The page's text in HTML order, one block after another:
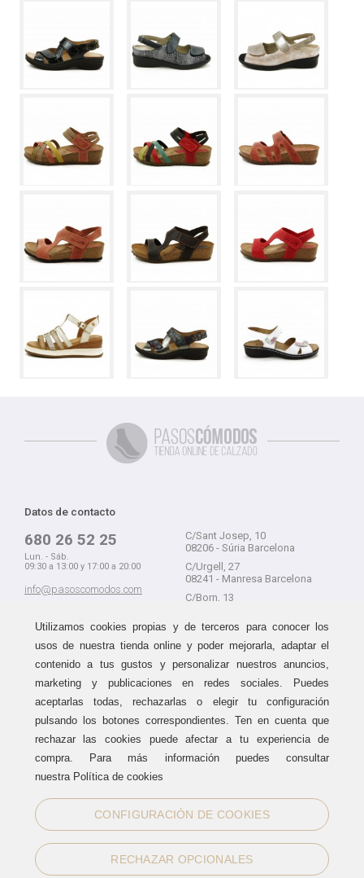
Datos de contacto
680 26 52 25
Lun. - Sáb.
09:30 a 13:00 y 17:00 a 20:00
info@pasoscomodos.com
C/Sant Josep, 10
08206 - Súria Barcelona
C/Urgell, 27
08241 - Manresa Barcelona
C/Born, 13
Guía de compra
Métodos de envío
Área de clientes
Devolución sin problemas
Haz tus compras sin miedo a
equivocarte:
aceptamos devolucionesdurante
15 días.
Sellos de confianza
Utilizamos cookies propias y de terceros para conocer los
usos de nuestra tienda online y poder mejorarla, adaptar el
contenido a tus gustos y personalizar nuestros anuncios,
marketing y publicaciones en redes sociales. Puedes
aceptarlas todas, rechazarlas o elegir tu configuración
pulsando los botones correspondientes. Ten en cuenta que
rechazar las cookies puede afectar a tu experiencia de
compra. Para más información puedes consultar
nuestra Política de cookies
CONFIGURACIÓN DE COOKIES
RECHAZAR OPCIONALES